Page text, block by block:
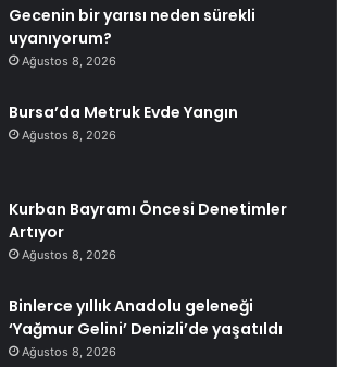
Gecenin bir yarısı neden sürekli
uyanıyorum?
Ağustos 8, 2026
Bursa’da Metruk Evde Yangın
Ağustos 8, 2026
Kurban Bayramı Öncesi Denetimler
Artıyor
Ağustos 8, 2026
Binlerce yıllık Anadolu geleneği
‘Yağmur Gelini’ Denizli’de yaşatıldı
Ağustos 8, 2026